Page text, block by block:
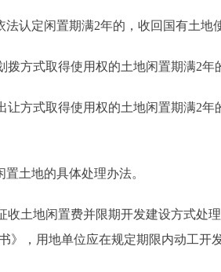
认定闲置期满2年的，收回国有土地
方式取得使用权的土地闲置期满2年
方式取得使用权的土地闲置期满2年
土地的具体处理办法。
土地闲置费并限期开发建设方式处理
》，用地单位应在规定期限内动工开